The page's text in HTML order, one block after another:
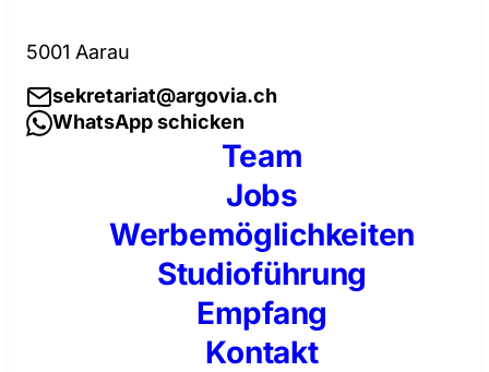
5001 Aarau
sekretariat@argovia.ch
WhatsApp schicken
Team
Jobs
Werbemöglichkeiten
Studioführung
Empfang
Kontakt